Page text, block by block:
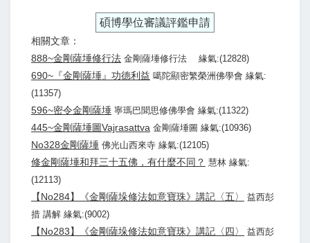
碩博學位審議評鑑申請
相關文章：
888~金剛薩埵修行法 金剛薩埵修行法 緣氣:(12828)
690~『金剛薩埵』功德利益 噶陀顯密繁榮洲佛學會 緣氣:
(11357)
596~密令金剛薩埵 寧瑪巴聞思修佛學會 緣氣:(11322)
445~金剛薩埵圖Vajrasattva 金剛薩埵圖 緣氣:(10936)
No328金剛薩埵 佛光山西來寺 緣氣:(12105)
修金剛薩埵和拜三十五佛，有什麼不同？ 慧林 緣氣:
(12113)
【No284】《金剛薩垛修法如意寶珠》講記〈五〉
益西彭
措 講解 緣氣:(9002)
【No283】《金剛薩垛修法如意寶珠》講記〈四〉
益西彭